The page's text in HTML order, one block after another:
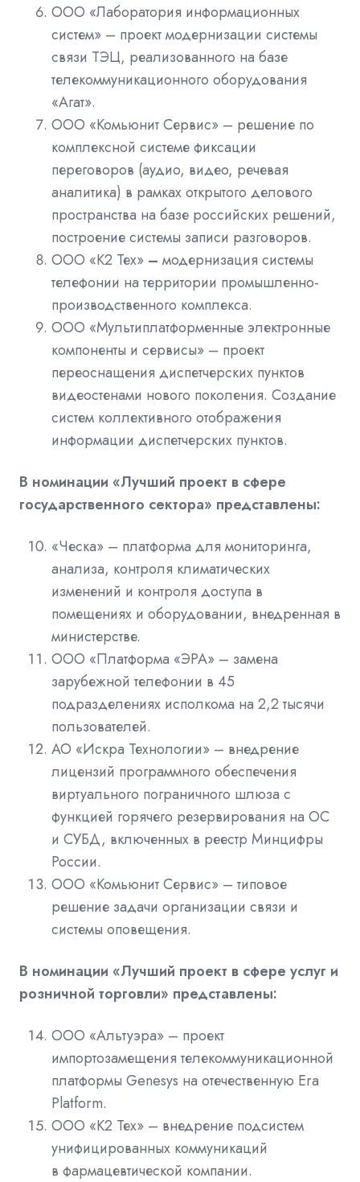
ООО «Лаборатория информационных
систем» – проект модернизации системы
связи ТЭЦ, реализованного на базе
телекоммуникационного оборудования
«Агат».
ООО «Комьюнит Сервис» – решение по
комплексной системе фиксации
переговоров (аудио, видео, речевая
аналитика) в рамках открытого делового
пространства на базе российских решений,
построение системы записи разговоров.
ООО «К2 Тех» – модернизация системы
телефонии на территории промышленно-
производственного комплекса.
ООО «Мультиплатформенные электронные
компоненты и сервисы» – проект
переоснащения диспетчерских пунктов
видеостенами нового поколения. Создание
систем коллективного отображения
информации диспетчерских пунктов.
В номинации «Лучший проект в сфере
государственного сектора» представлены:
«Ческа» – платформа для мониторинга,
анализа, контроля климатических
изменений и контроля доступа в
помещениях и оборудовании, внедренная в
министерстве.
ООО «Платформа «ЭРА» – замена
зарубежной телефонии в 45
подразделениях исполкома на 2,2 тысячи
пользователей.
АО «Искра Технологии» – внедрение
лицензий программного обеспечения
виртуального пограничного шлюза с
функцией горячего резервирования на ОС
и СУБД, включенных в реестр Минцифры
России.
ООО «Комьюнит Сервис» – типовое
решение задачи организации связи и
системы оповещения.
В номинации «Лучший проект в сфере услуг и
розничной торговли» представлены:
ООО «Альтуэра» – проект
импортозамещения телекоммуникационной
платформы Genesys на отечественную Era
Platform.
ООО «К2 Тех» – внедрение подсистем
унифицированных коммуникаций
в фармацевтической компании.